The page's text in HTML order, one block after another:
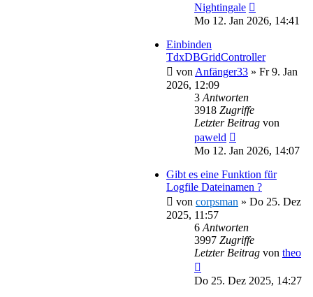
Nightingale
Mo 12. Jan 2026, 14:41
Einbinden
TdxDBGridController
von Anfänger33 » Fr 9. Jan
2026, 12:09
3 Antworten
3918 Zugriffe
Letzter Beitrag von
paweld
Mo 12. Jan 2026, 14:07
Gibt es eine Funktion für
Logfile Dateinamen ?
von corpsman » Do 25. Dez
2025, 11:57
6 Antworten
3997 Zugriffe
Letzter Beitrag von theo
Do 25. Dez 2025, 14:27